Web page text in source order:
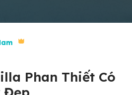
Phan Thiết Có